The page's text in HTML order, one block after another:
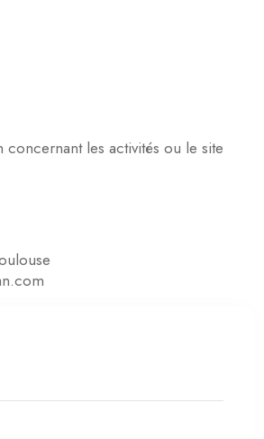
concernant les activités ou le site